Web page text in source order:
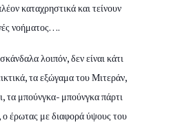
καταχρηστικά και τείνουν
νοήματος….
λοιπόν, δεν είναι κάτι
τα εξώγαμα του Μιτεράν,
τα μπούνγκα- μπούνγκα πάρτι
έρωτας με διαφορά ύψους του